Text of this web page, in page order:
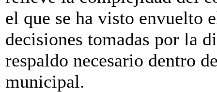
el que se ha visto envuelto
decisiones tomadas por la
respaldo necesario dentro
municipal.